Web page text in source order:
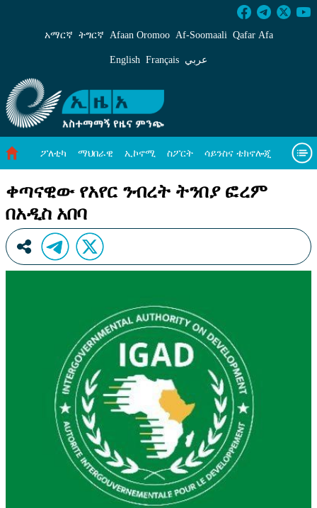
ቀጣናዊው የአየር ንብረት ትንበያ ፎረም በአዲስ አበባ -
አማርኛ ትግርኛ Afaan Oromoo Af‑Soomaali Qafar Afa
English Français عربي
ፖለቲካ ማህበራዊ ኢኮኖሚ ስፖርት ሳይንስና ቴክኖሎጂ
ቀጣናዊው የአየር ንብረት ትንበያ ፎረም
በአዲስ አበባ